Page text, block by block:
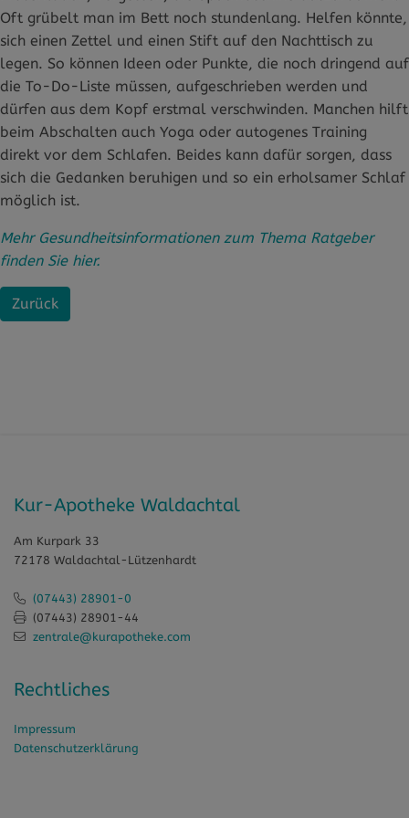
Zurück
Oft grübelt man im Bett noch stundenlang. Helfen könnte,
sich einen Zettel und einen Stift auf den Nachttisch zu
legen. So können Ideen oder Punkte, die noch dringend auf
die To-Do-Liste müssen, aufgeschrieben werden und
dürfen aus dem Kopf erstmal verschwinden. Manchen hilft
beim Abschalten auch Yoga oder autogenes Training
direkt vor dem Schlafen. Beides kann dafür sorgen, dass
sich die Gedanken beruhigen und so ein erholsamer Schlaf
möglich ist.
Mehr Gesundheitsinformationen zum Thema Ratgeber
finden Sie hier.
Kur-Apotheke Waldachtal
Am Kurpark 33
72178 Waldachtal-Lützenhardt
(07443) 28901-0
(07443) 28901-44
zentrale@kurapotheke.com
Rechtliches
Impressum
Datenschutzerklärung